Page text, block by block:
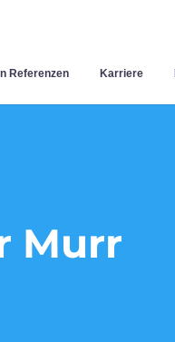
Referenzen Karriere
Murr